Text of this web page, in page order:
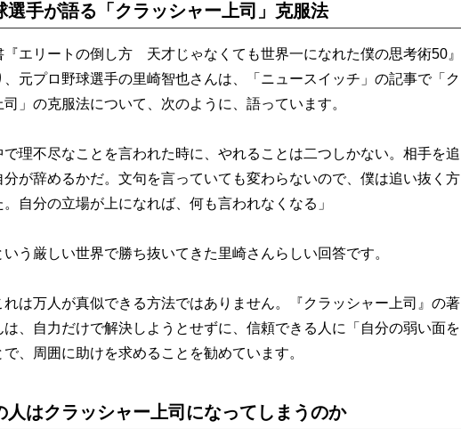
選手が語る「クラッシャー上司」克服法
エリートの倒し方 天才じゃなくても世界一になれた僕の思考術50』
元プロ野球選手の里崎智也さんは、「ニュースイッチ」の記事で「ク
」の克服法について、次のように、語っています。
理不尽なことを言われた時に、やれることは二つしかない。相手を追
分が辞めるかだ。文句を言っていても変わらないので、僕は追い抜く方
。自分の立場が上になれば、何も言われなくなる」
う厳しい世界で勝ち抜いてきた里崎さんらしい回答です。
は万人が真似できる方法ではありません。『クラッシャー上司』の著
は、自力だけで解決しようとせずに、信頼できる人に「自分の弱い面を
、周囲に助けを求めることを勧めています。
人はクラッシャー上司になってしまうのか